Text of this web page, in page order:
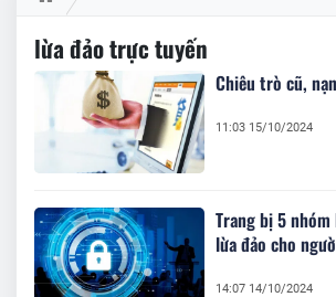
lừa đảo trực tuyến
Chiêu trò cũ,
11:03 15/10/2024
Trang bị 5
lừa đảo cho
14:07 14/10/2024